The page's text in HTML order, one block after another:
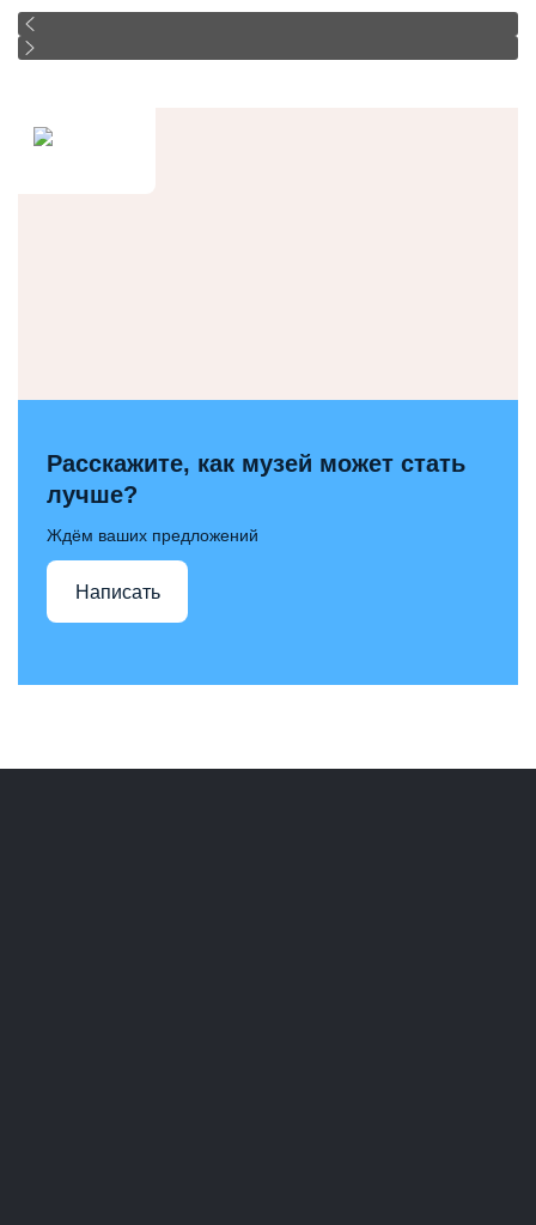
Расскажите, как музей может стать
лучше?
Ждём ваших предложений
Написать